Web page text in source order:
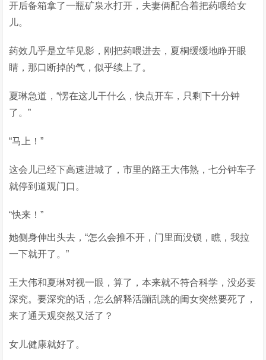
开后备箱拿了一瓶矿泉水打开，夫妻俩配合着把药喂给女
儿。
药效几乎是立竿见影，刚把药喂进去，夏桐缓缓地睁开眼
睛，那口断掉的气，似乎续上了。
夏琳急道，“愣在这儿干什么，快点开车，只剩下十分钟
了。”
“马上！”
这会儿已经下高速进城了，市里的路王大伟熟，七分钟车子
就停到道观门口。
“快来！”
她侧身伸出头去，“怎么会推不开，门里面没锁，瞧，我拉
一下就开了。”
王大伟和夏琳对视一眼，算了，本来就不符合科学，没必要
深究。要深究的话，怎么解释活蹦乱跳的闺女突然要死了，
来了通天观突然又活了？
女儿健康就好了。